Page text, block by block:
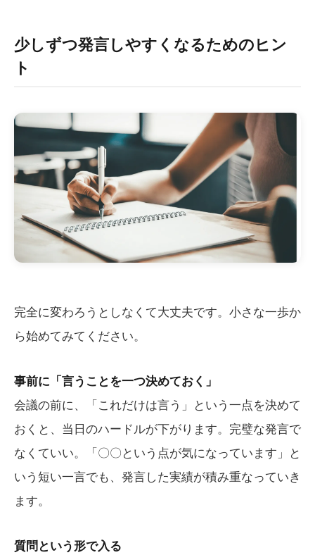
少しずつ発言しやすくなるためのヒン
ト
完全に変わろうとしなくて大丈夫です。小さな一歩か
ら始めてみてください。
事前に「言うことを一つ決めておく」
会議の前に、「これだけは言う」という一点を決めて
おくと、当日のハードルが下がります。完璧な発言で
なくていい。「〇〇という点が気になっています」と
いう短い一言でも、発言した実績が積み重なっていき
ます。
質問という形で入る